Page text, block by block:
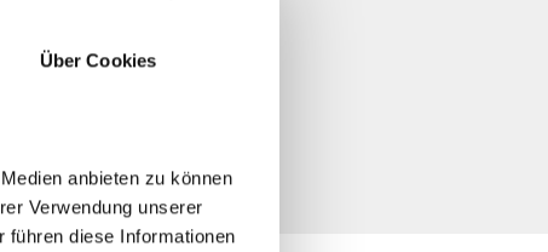
Über Cookies
anbieten zu können
Verwendung unserer
führen diese Informationen